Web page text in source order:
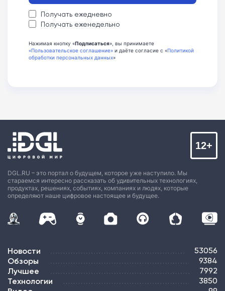
Получать ежедневно
Получать еженедельно
Нажимая кнопку «Подписаться», вы принимаете
«Пользовательское соглашение» и даёте согласие с «Политикой
обработки персональных данных»
DGL.RU – это портал о будущем, которое уже наступило. Мы
стараемся интересно рассказать об удивительных технологиях,
продуктах, решениях, событиях, компаниях и людях, которые
определяют наше цифровое настоящее и будущее.
12+
Новости 53056
Обзоры 9384
Лучшее 7992
Технологии 3850